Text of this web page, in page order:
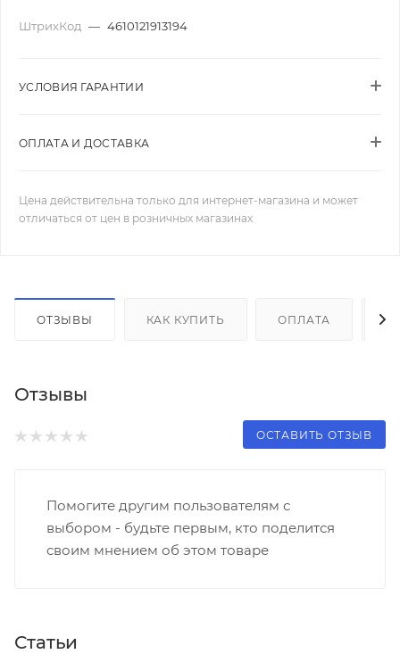
ШтрихКод — 4610121913194
УСЛОВИЯ ГАРАНТИИ
ОПЛАТА И ДОСТАВКА
Цена действительна только для интернет-магазина и может
отличаться от цен в розничных магазинах
ОТЗЫВЫ КАК КУПИТЬ ОПЛАТА
Отзывы
ОСТАВИТЬ ОТЗЫВ
Помогите другим пользователям с
выбором - будьте первым, кто поделится
своим мнением об этом товаре
Статьи